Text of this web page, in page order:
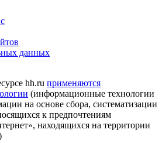
данных
hh.ru применяются
(информационные технологии
на основе сбора, систематизации
к предпочтениям
находящихся на территории